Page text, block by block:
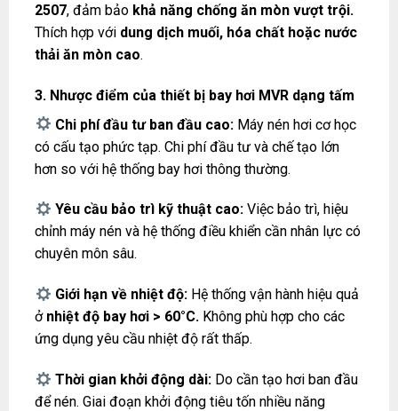
2507, đảm bảo khả năng chống ăn mòn vượt trội.
Thích hợp với dung dịch muối, hóa chất hoặc nước
thải ăn mòn cao.
3. Nhược điểm của thiết bị bay hơi MVR dạng tấm
Chi phí đầu tư ban đầu cao:Máy nén hơi cơ học
có cấu tạo phức tạp. Chi phí đầu tư và chế tạo lớn
hơn so với hệ thống bay hơi thông thường.
Yêu cầu bảo trì kỹ thuật cao:Việc bảo trì, hiệu
chỉnh máy nén và hệ thống điều khiển cần nhân lực có
chuyên môn sâu.
Giới hạn về nhiệt độ:Hệ thống vận hành hiệu quả
ở nhiệt độ bay hơi > 60°C. Không phù hợp cho các
ứng dụng yêu cầu nhiệt độ rất thấp.
Thời gian khởi động dài:Do cần tạo hơi ban đầu
để nén. Giai đoạn khởi động tiêu tốn nhiều năng